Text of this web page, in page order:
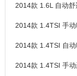
2014款 1.6L 自动舒
2014款 1.4TSI 手
2014款 1.4TSI 自
2014款 1.4TSI 手